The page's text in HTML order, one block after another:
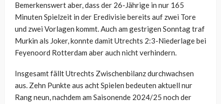
Bemerkenswert aber, dass der 26-Jährige in nur 165
Minuten Spielzeit in der Eredivisie bereits auf zwei Tore
und zwei Vorlagen kommt. Auch am gestrigen Sonntag traf
Murkin als Joker, konnte damit Utrechts 2:3-Niederlage bei
Feyenoord Rotterdam aber auch nicht verhindern.
Insgesamt fällt Utrechts Zwischenbilanz durchwachsen
aus. Zehn Punkte aus acht Spielen bedeuten aktuell nur
Rang neun, nachdem am Saisonende 2024/25 noch der